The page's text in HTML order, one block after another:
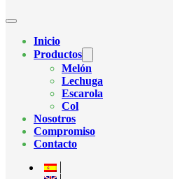
Inicio
Productos
Melón
Lechuga
Escarola
Col
Nosotros
Compromiso
Contacto